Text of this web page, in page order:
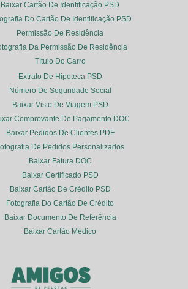
Baixar Cartão De Identificação PSD
Do Cartão De Identificação PSD
Permissão De Residência
Da Permissão De Residência
Título Do Carro
Extrato De Hipoteca PSD
Número De Seguridade Social
Baixar Visto De Viagem PSD
Comprovante De Pagamento DOC
Baixar Pedidos De Clientes PDF
De Pedidos Personalizados
Baixar Fatura DOC
Baixar Certificado PSD
Baixar Cartão De Crédito PSD
Fotografia Do Cartão De Crédito
Baixar Documento De Referência
Baixar Cartão Médico